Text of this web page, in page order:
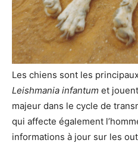
Les chiens sont les
Leishmania infantum et
majeur dans le cycle de
qui affecte également
informations à jour sur les